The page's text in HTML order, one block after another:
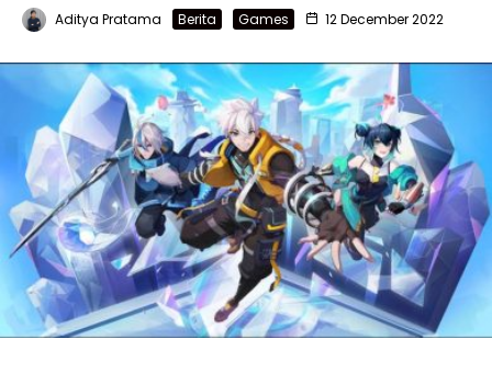
Aditya Pratama Berita Games 12 December 2022